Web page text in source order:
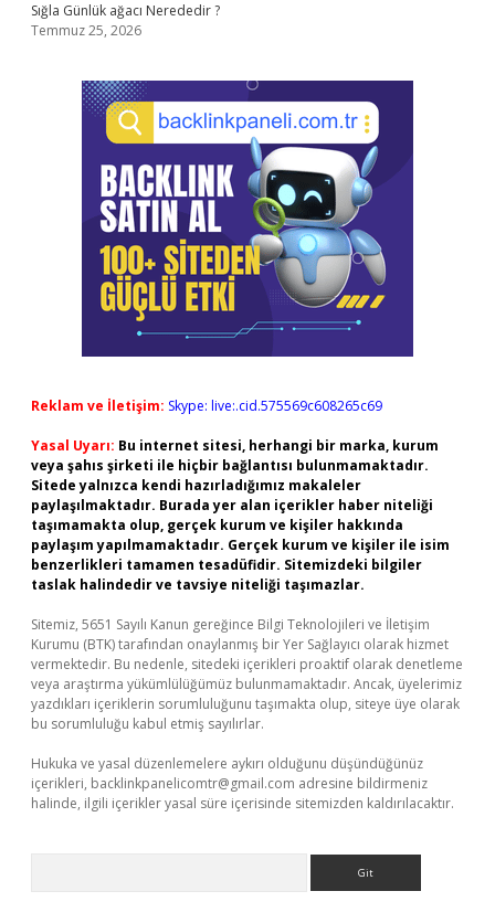
Sığla Günlük ağacı Nerededir ?
Temmuz 25, 2026
Reklam ve İletişim: Skype: live:.cid.575569c608265c69
Yasal Uyarı: Bu internet sitesi, herhangi bir marka, kurum
veya şahıs şirketi ile hiçbir bağlantısı bulunmamaktadır.
Sitede yalnızca kendi hazırladığımız makaleler
paylaşılmaktadır. Burada yer alan içerikler haber niteliği
taşımamakta olup, gerçek kurum ve kişiler hakkında
paylaşım yapılmamaktadır. Gerçek kurum ve kişiler ile isim
benzerlikleri tamamen tesadüfidir. Sitemizdeki bilgiler
taslak halindedir ve tavsiye niteliği taşımazlar.
Sitemiz, 5651 Sayılı Kanun gereğince Bilgi Teknolojileri ve İletişim
Kurumu (BTK) tarafından onaylanmış bir Yer Sağlayıcı olarak hizmet
vermektedir. Bu nedenle, sitedeki içerikleri proaktif olarak denetleme
veya araştırma yükümlülüğümüz bulunmamaktadır. Ancak, üyelerimiz
yazdıkları içeriklerin sorumluluğunu taşımakta olup, siteye üye olarak
bu sorumluluğu kabul etmiş sayılırlar.
Hukuka ve yasal düzenlemelere aykırı olduğunu düşündüğünüz
içerikleri, backlinkpanelicomtr@gmail.com adresine bildirmeniz
halinde, ilgili içerikler yasal süre içerisinde sitemizden kaldırılacaktır.